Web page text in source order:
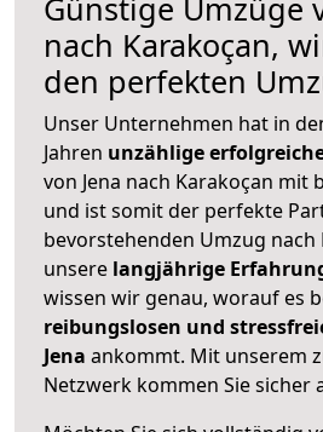
nach Karakoçan,
den perfekten
Unser Unternehmen hat in
Jahren unzählige
von Jena nach Karakoçan mit
und ist somit der perfekte
bevorstehenden Umzug nach
unsere langjährige
wissen wir genau, worauf es
reibungslosen und
Jena ankommt. Mit unserem
Netzwerk kommen Sie sicher